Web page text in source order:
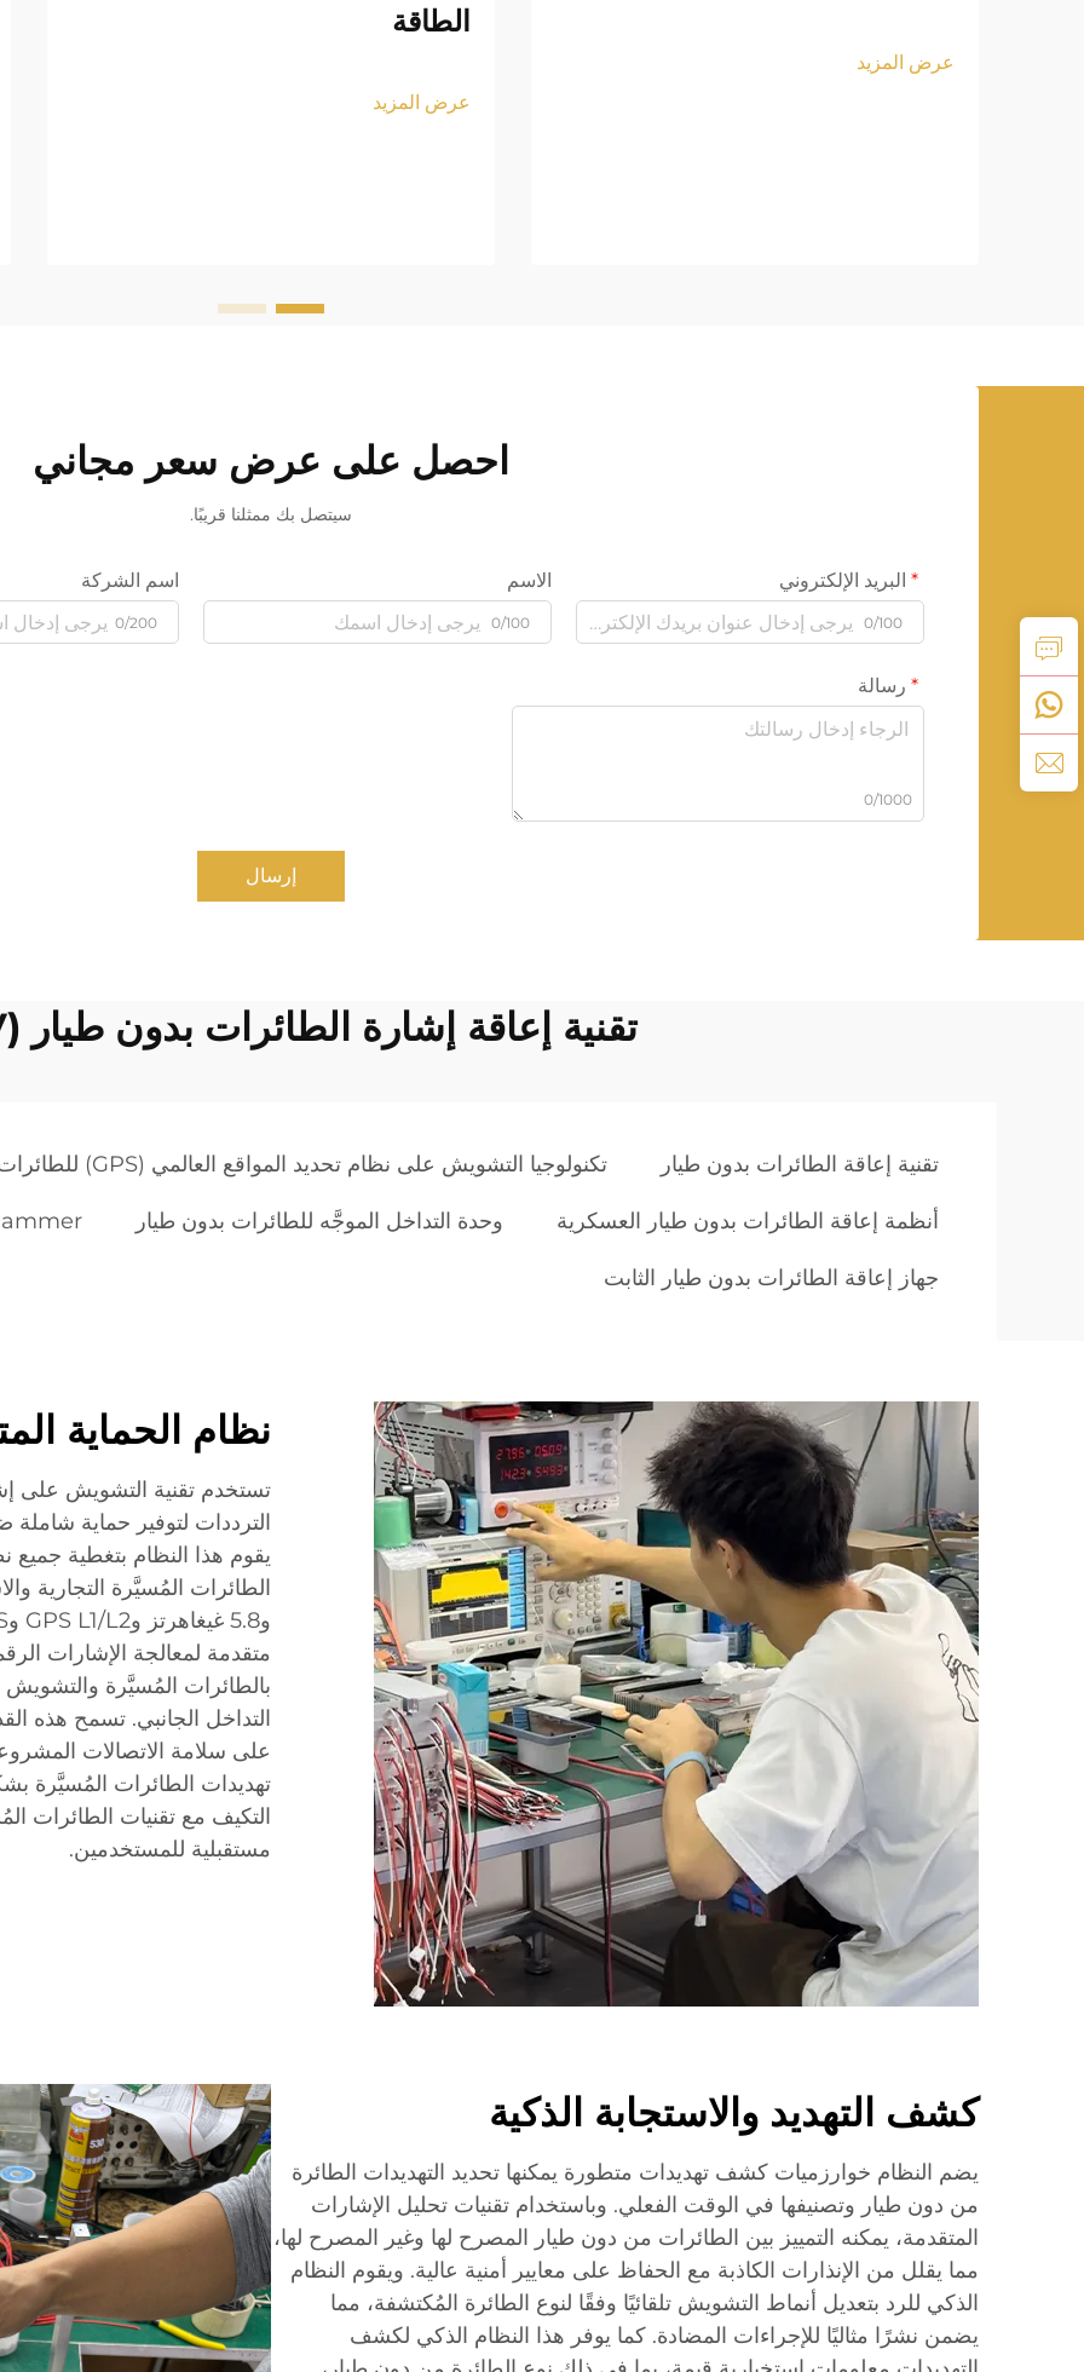
عرض المزيد
الطاقة
عرض المزيد
احصل على عرض سعر مجاني
سيتصل بك ممثلنا قريبًا.
البريد الإلكتروني
0/100
الاسم
0/100
اسم الشركة
0/200
رسالة
0/1000
إرسال
تقنية إعاقة إشارة الطائرات بدون طيار (UAV)
تقنية إعاقة الطائرات بدون طيار تكنولوجيا التشويش على نظام تحديد المواقع العالمي (GPS) للطائرات المُسيَّرة GPS
أنظمة إعاقة الطائرات بدون طيار العسكرية وحدة التداخل الموجَّه للطائرات بدون طيار
جهاز إعاقة الطائرات بدون طيار الثابت
نظام الحماية
تستخدم تقنية التشويش على
الترددات لتوفير حماية
يقوم هذا النظام بتغطية جميع
متقدمة لمعالجة الإشارات
بالطائرات المُسيَّرة
التداخل الجانبي. تسمح هذه
على سلامة الاتصالات
تهديدات الطائرات المُسيَّرة
التكيف مع تقنيات الطائرات
مستقبلية للمستخدمين.
كشف التهديد والاستجابة الذكية
يضم النظام خوارزميات كشف تهديدات متطورة يمكنها تحديد التهديدات الطائرة
من دون طيار وتصنيفها في الوقت الفعلي. وباستخدام تقنيات تحليل الإشارات
المتقدمة، يمكنه التمييز بين الطائرات من دون طيار المصرح لها وغير المصرح لها،
مما يقلل من الإنذارات الكاذبة مع الحفاظ على معايير أمنية عالية. ويقوم النظام
الذكي للرد بتعديل أنماط التشويش تلقائيًا وفقًا لنوع الطائرة المُكتشفة، مما
يضمن نشرًا مثاليًا للإجراءات المضادة. كما يوفر هذا النظام الذكي لكشف